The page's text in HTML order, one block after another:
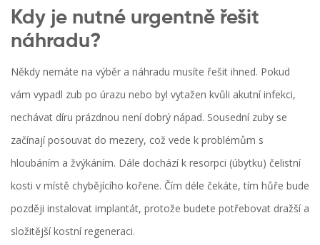
Kdy je nutné urgentně řešit
náhradu?
Někdy nemáte na výběr a náhradu musíte řešit ihned. Pokud
vám vypadl zub po úrazu nebo byl vytažen kvůli akutní infekci,
nechávat díru prázdnou není dobrý nápad. Sousední zuby se
začínají posouvat do mezery, což vede k problémům s
hloubáním a žvýkáním. Dále dochází k resorpci (úbytku) čelistní
kosti v místě chybějícího kořene. Čím déle čekáte, tím hůře bude
později instalovat implantát, protože budete potřebovat dražší a
složitější kostní regeneraci.